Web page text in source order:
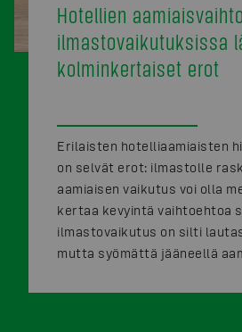
Hotellien
ilmastovaikutuksissa
kolminkertaiset erot
Erilaisten hotelliaamiaisten
on selvät erot: ilmastolle
aamiaisen vaikutus voi olla
kertaa kevyintä vaihtoehtoa
ilmastovaikutus on silti
mutta syömättä jääneellä